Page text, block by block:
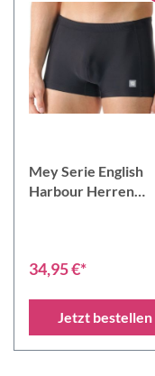
Mey Serie English
Harbour Herren
34,95 €*
Jetzt bestellen